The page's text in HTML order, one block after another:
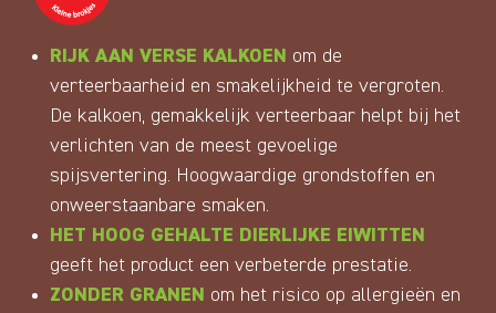
RIJK AAN VERSE KALKOEN om de
verteerbaarheid en smakelijkheid te vergroten.
De kalkoen, gemakkelijk verteerbaar helpt bij het
verlichten van de meest gevoelige
spijsvertering. Hoogwaardige grondstoffen en
onweerstaanbare smaken.
HET HOOG GEHALTE DIERLIJKE EIWITTEN
geeft het product een verbeterde prestatie.
ZONDER GRANEN om het risico op allergieën en